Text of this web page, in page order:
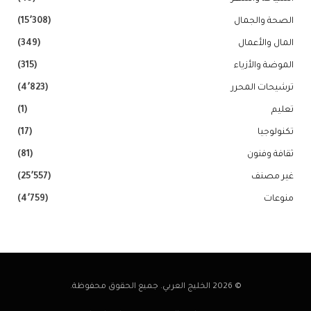
الصحة والجمال (15٬308)
المال والأعمال (349)
الموضة والأزياء (315)
ترشيحات المحرر (4٬823)
تعليم (1)
تكنولوجيا (17)
ثقافة وفنون (81)
غير مصنف (25٬557)
منوعات (4٬759)
© 2026 الخليج العربي. جميع الحقوق محفوظة.